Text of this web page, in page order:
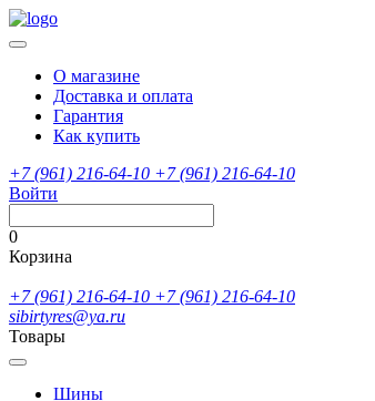
О магазине
Доставка и оплата
Гарантия
Как купить
+7 (961) 216-64-10 +7 (961) 216-64-10
Войти
0
Корзина
+7 (961) 216-64-10 +7 (961) 216-64-10
sibirtyres@ya.ru
Товары
Шины